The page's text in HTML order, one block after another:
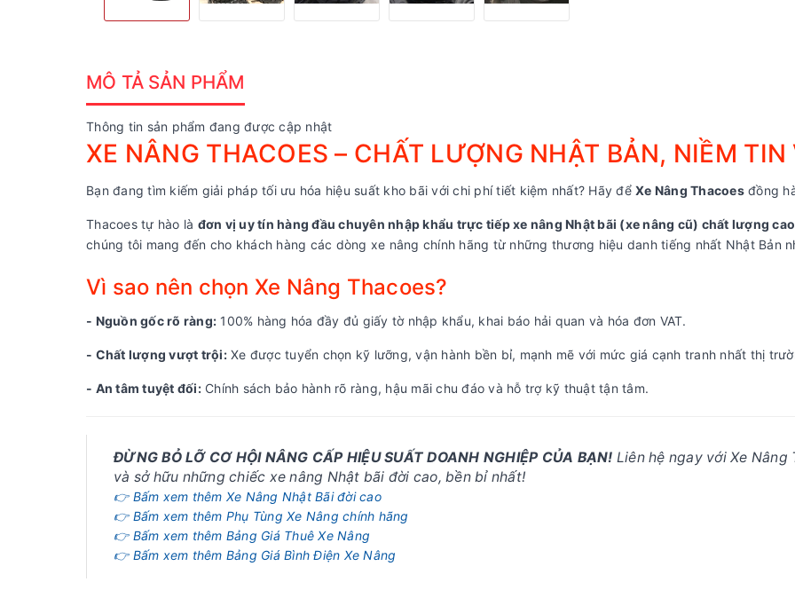
MÔ TẢ SẢN PHẨM
Thông tin sản phẩm đang được cập nhật
XE NÂNG THACOES – CHẤT LƯỢNG NHẬT BẢN, NIỀM TIN
Bạn đang tìm kiếm giải pháp tối ưu hóa hiệu suất kho bãi với chi phí tiết kiệm nhất? Hãy để Xe Nâng Thacoesđồng
Thacoes tự hào là đơn vị uy tín hàng đầu chuyên nhập khẩu trực tiếp xe nâng Nhật bãi (xe nâng cũ) chất lượng cao
chúng tôi mang đến cho khách hàng các dòng xe nâng chính hãng từ những thương hiệu danh tiếng nhất Nhật Bản
Vì sao nên chọn Xe Nâng Thacoes?
- Nguồn gốc rõ ràng: 100% hàng hóa đầy đủ giấy tờ nhập khẩu, khai báo hải quan và hóa đơn VAT.
- Chất lượng vượt trội:Xe được tuyển chọn kỹ lưỡng, vận hành bền bỉ, mạnh mẽ với mức giá cạnh tranh nhất thị
- An tâm tuyệt đối:Chính sách bảo hành rõ ràng, hậu mãi chu đáo và hỗ trợ kỹ thuật tận tâm.
ĐỪNG BỎ LỠ CƠ HỘI NÂNG CẤP HIỆU SUẤT DOANH NGHIỆP CỦA BẠN! Liên hệ ngay với Xe
và sở hữu những chiếc xe nâng Nhật bãi đời cao, bền bỉ nhất!
👉 Bấm xem thêm Xe Nâng Nhật Bãi đời cao
👉 Bấm xem thêm Phụ Tùng Xe Nâng chính hãng
👉 Bấm xem thêm Bảng Giá Thuê Xe Nâng
👉 Bấm xem thêm Bảng Giá Bình Điện Xe Nâng